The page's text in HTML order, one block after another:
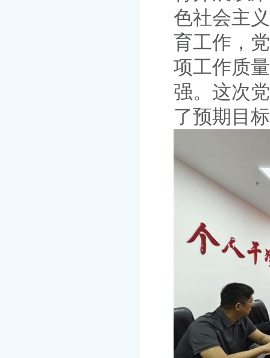
色社会主
育工作 ，
项工作质
强。 这次
了预期目